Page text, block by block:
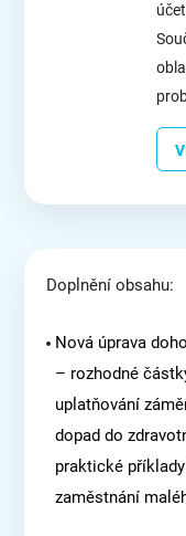
Doplnění obsahu:
Nová úprava
– rozhodné
uplatňování
dopad do
praktické
zaměstnání